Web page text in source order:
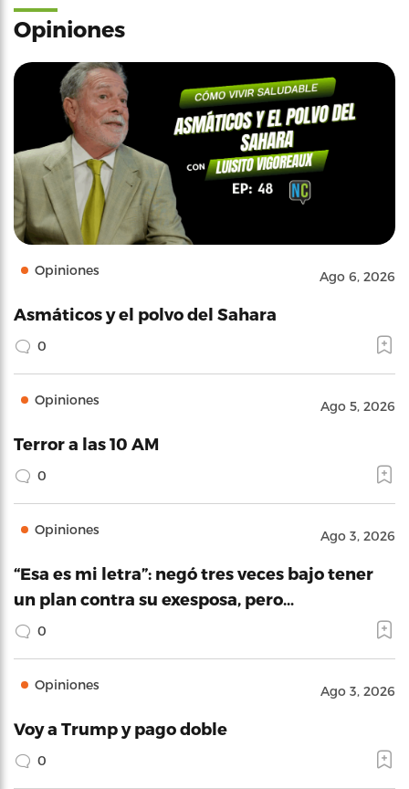
Opiniones
Opiniones Ago 6, 2026
Asmáticos y el polvo del Sahara
0
Opiniones Ago 5, 2026
Terror a las 10 AM
0
Opiniones Ago 3, 2026
“Esa es mi letra”: negó tres veces bajo tener
un plan contra su exesposa, pero…
0
Opiniones Ago 3, 2026
Voy a Trump y pago doble
0